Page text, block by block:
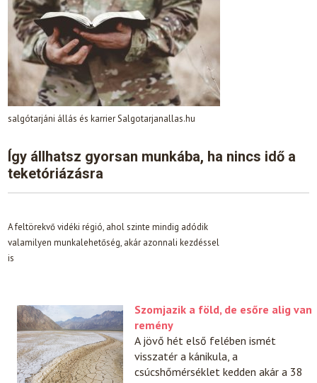
salgótarjáni állás és karrier Salgotarjanallas.hu
Így állhatsz gyorsan munkába, ha nincs idő a
teketóriázásra
A feltörekvő vidéki régió, ahol szinte mindig adódik
valamilyen munkalehetőség, akár azonnali kezdéssel
is
Szomjazik a föld, de esőre alig van
remény
A jövő hét első felében ismét
visszatér a kánikula, a
csúcshőmérséklet kedden akár a 38